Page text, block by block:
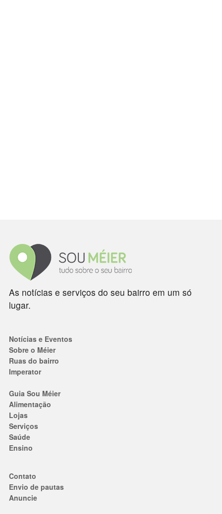
As notícias e serviços do seu bairro em um só
lugar.
Notícias e Eventos
Sobre o Méier
Ruas do bairro
Imperator
Guia Sou Méier
Alimentação
Lojas
Serviços
Saúde
Ensino
Contato
Envio de pautas
Anuncie